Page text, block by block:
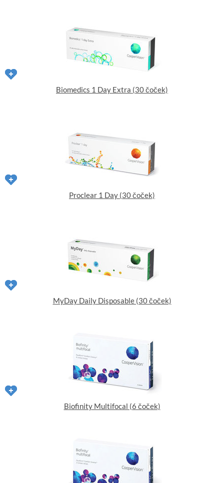
Biomedics 1 Day Extra (30 čoček)
Proclear 1 Day (30 čoček)
MyDay Daily Disposable (30 čoček)
Biofinity Multifocal (6 čoček)